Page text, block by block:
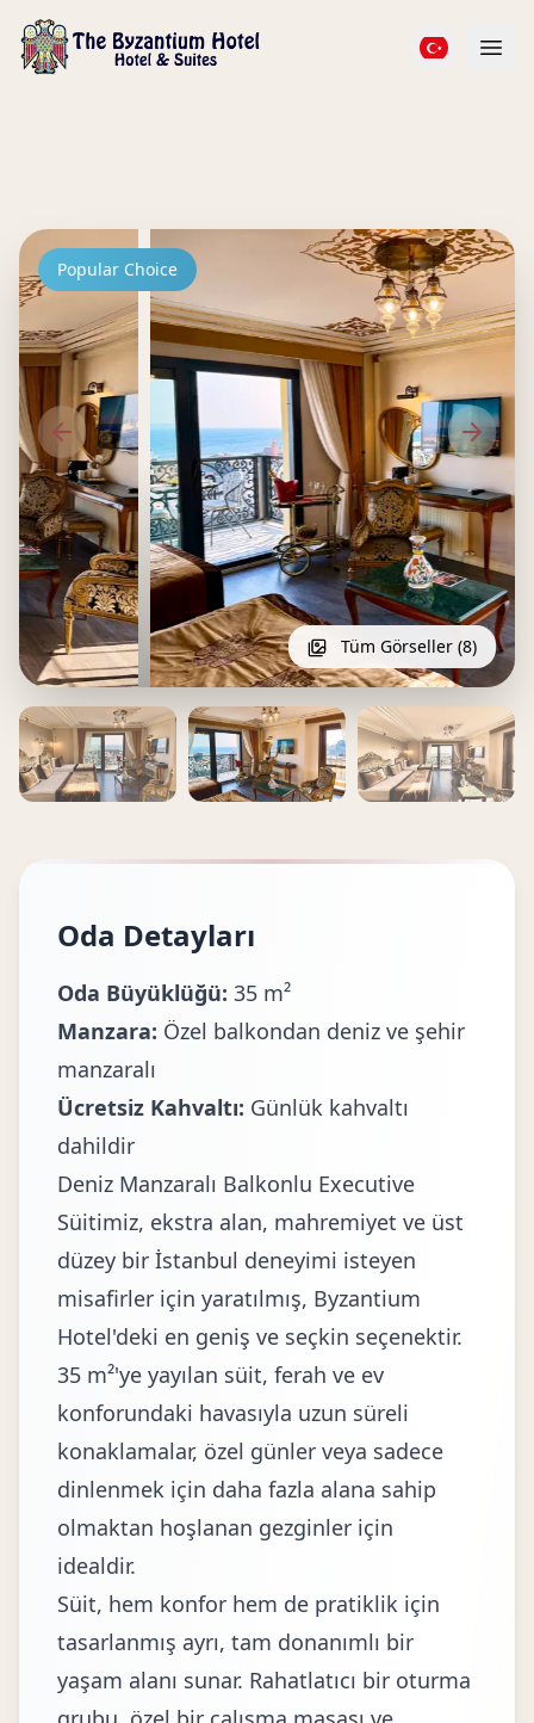
Tüm Görseller (8)
Popular Choice
Oda Detayları
Oda Büyüklüğü: 35 m²
Manzara: Özel balkondan deniz ve şehir
manzaralı
Ücretsiz Kahvaltı: Günlük kahvaltı
dahildir
Deniz Manzaralı Balkonlu Executive
Süitimiz, ekstra alan, mahremiyet ve üst
düzey bir İstanbul deneyimi isteyen
misafirler için yaratılmış, Byzantium
Hotel'deki en geniş ve seçkin seçenektir.
35 m²'ye yayılan süit, ferah ve ev
konforundaki havasıyla uzun süreli
konaklamalar, özel günler veya sadece
dinlenmek için daha fazla alana sahip
olmaktan hoşlanan gezginler için
idealdir.
Süit, hem konfor hem de pratiklik için
tasarlanmış ayrı, tam donanımlı bir
yaşam alanı sunar. Rahatlatıcı bir oturma